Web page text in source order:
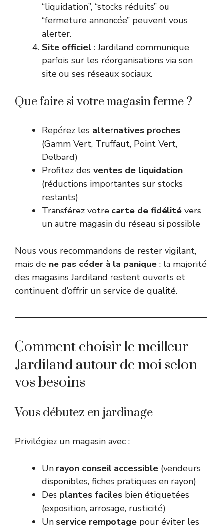
“liquidation”, “stocks réduits” ou
“fermeture annoncée” peuvent vous
alerter.
Site officiel : Jardiland communique
parfois sur les réorganisations via son
site ou ses réseaux sociaux.
Que faire si votre magasin ferme ?
Repérez les alternatives proches
(Gamm Vert, Truffaut, Point Vert,
Delbard)
Profitez des ventes de liquidation
(réductions importantes sur stocks
restants)
Transférez votre carte de fidélité vers
un autre magasin du réseau si possible
Nous vous recommandons de rester vigilant,
mais de ne pas céder à la panique : la majorité
des magasins Jardiland restent ouverts et
continuent d’offrir un service de qualité.
Comment choisir le meilleur
Jardiland autour de moi selon
vos besoins
Vous débutez en jardinage
Privilégiez un magasin avec :
Un rayon conseil accessible (vendeurs
disponibles, fiches pratiques en rayon)
Des plantes faciles bien étiquetées
(exposition, arrosage, rusticité)
Un service rempotage pour éviter les